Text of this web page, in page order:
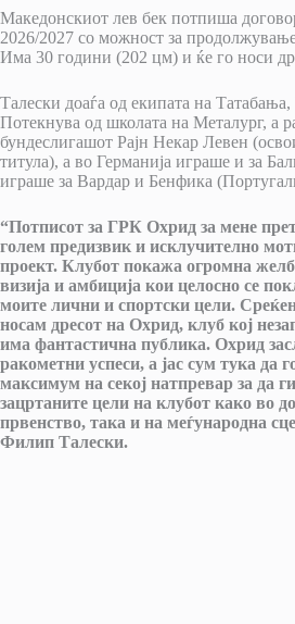
Македонскиот лев бек потпиша
2026/2027 со можност за
Има 30 години (202 цм) и ќе го носи
Талески доаѓа од екипата на Татабања,
Потекнува од школата на Металург, а
бундеслигашот Рајн Некар Левен
титула), а во Германија играше и за
играше за Вардар и Бенфика
“Потписот за ГРК Охрид за мене
голем предизвик и исклучително
проект. Клубот покажа огромна
визија и амбиција кои целосно се
моите лични и спортски цели.
носам дресот на Охрид, клуб кој
има фантастична публика. Охрид
ракометни успеси, а јас сум тука да
максимум на секој натпревар за да
зацртаните цели на клубот како во
првенство, така и на меѓународна
Филип Талески.